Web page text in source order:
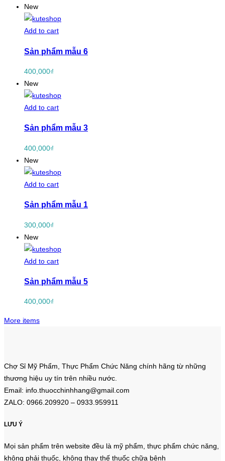
New
Add to cart
Sản phẩm mẫu 6
400,000₫
New
Add to cart
Sản phẩm mẫu 3
400,000₫
New
Add to cart
Sản phẩm mẫu 1
300,000₫
New
Add to cart
Sản phẩm mẫu 5
400,000₫
More items
Chợ Sỉ Mỹ Phẩm, Thực Phẩm Chức Năng chính hãng từ những
thương hiệu uy tín trên nhiều nước.
Email: info.thuocchinhhang@gmail.com
ZALO: 0966.209920 – 0933.959911
LƯU Ý
Mọi sản phẩm trên website đều là mỹ phẩm, thực phẩm chức năng,
không phải thuốc, không thay thế thuốc chữa bệnh